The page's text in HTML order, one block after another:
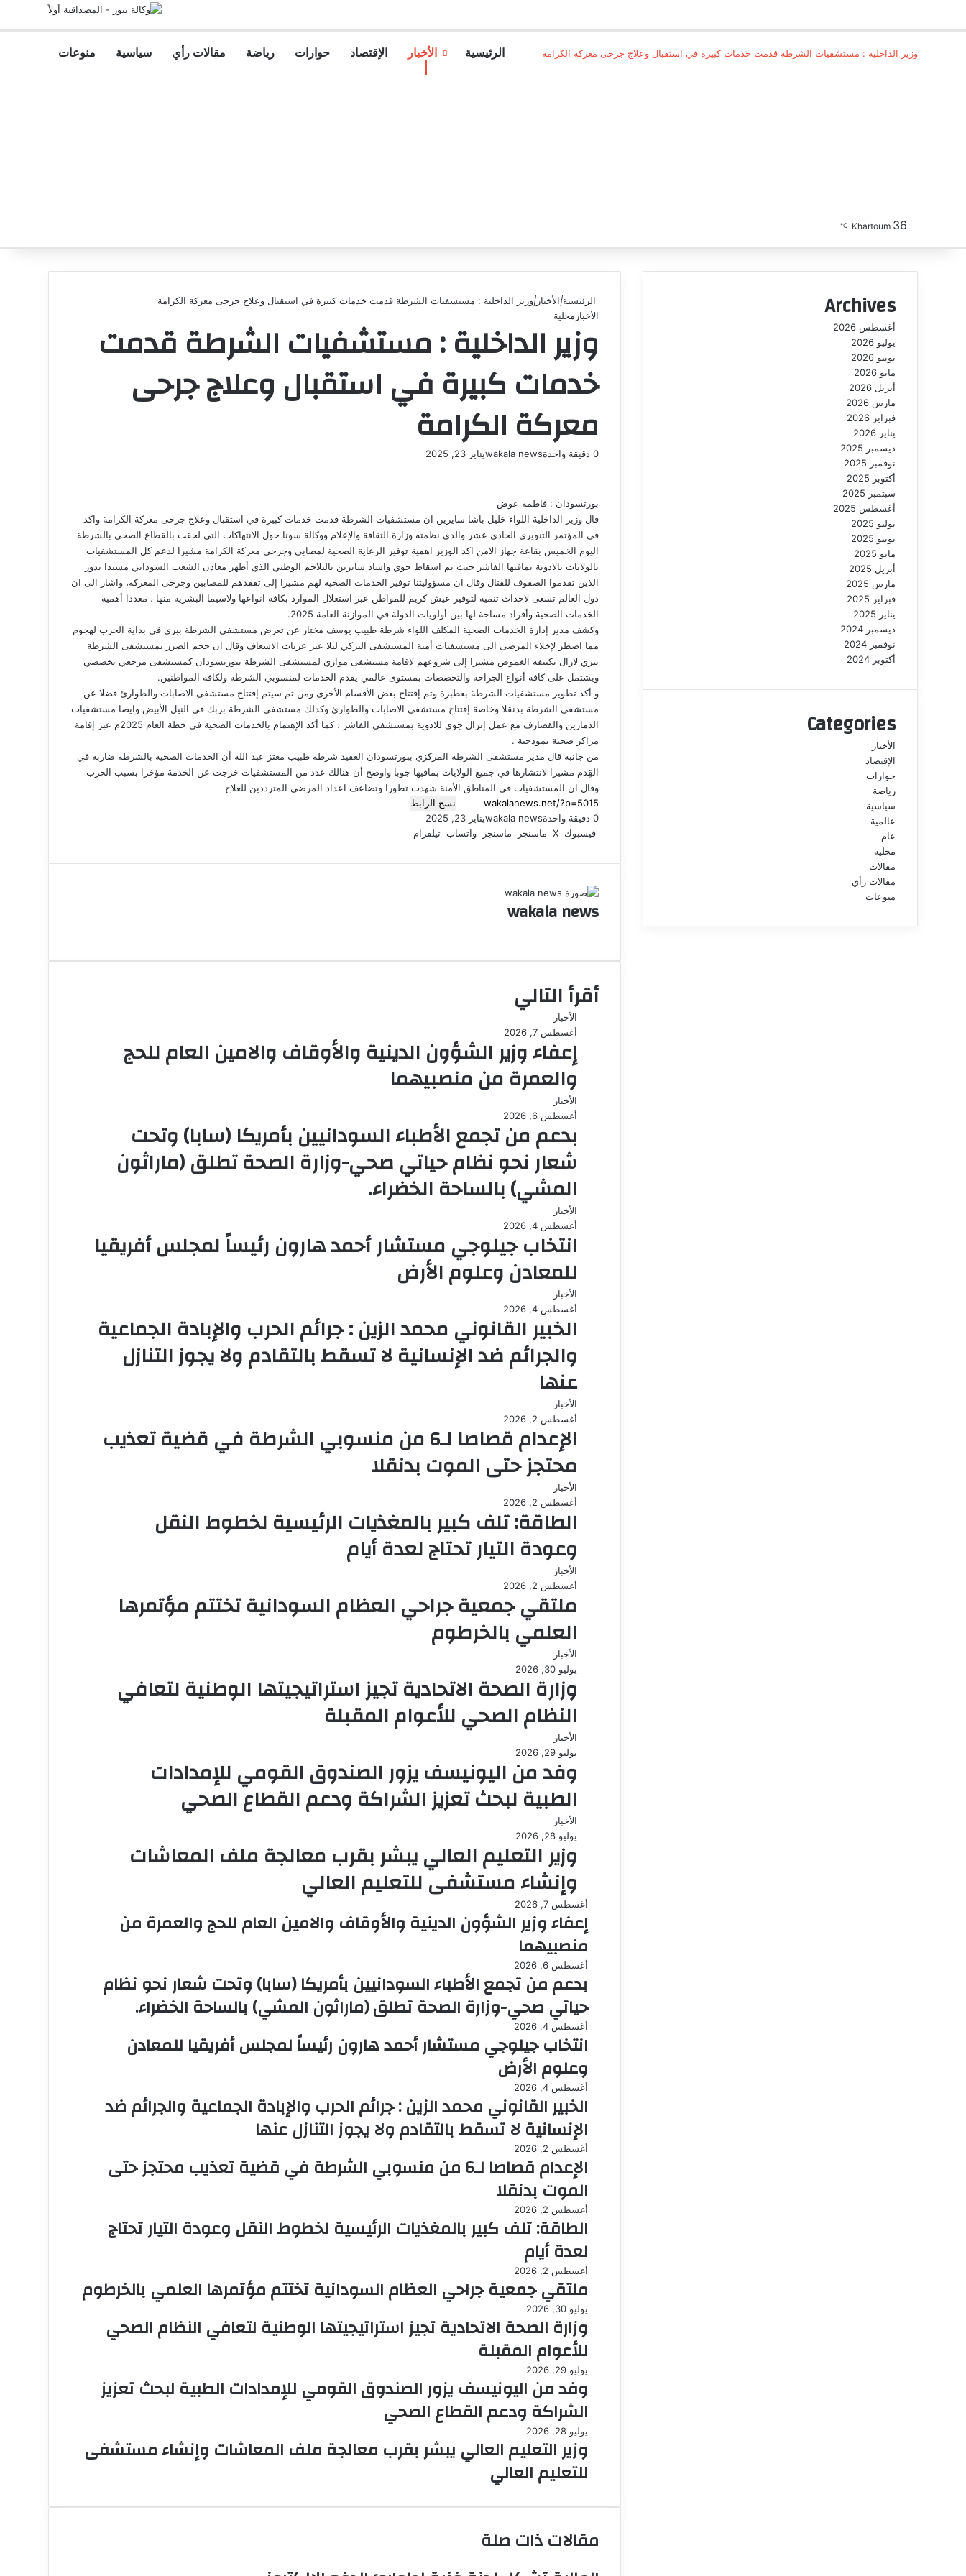
وزير الداخلية : مستشفيات الشرطة قدمت خدمات كبيرة في استقبال وعلاج جرحى معركة الكرامة
التالي
الرئيسية الأخبار الإقتصاد حوارات رياضة مقالات رأي سياسية منوعات
Khartoum 36
℃
الرئيسية|الأخبار|وزير الداخلية : مستشفيات الشرطة قدمت خدمات كبيرة في استقبال وعلاج جرحى معركة الكرامة
الأخبار محلية
وزير الداخلية : مستشفيات الشرطة قدمت
خدمات كبيرة في استقبال وعلاج جرحى
معركة الكرامة
wakala newsيناير 23, 2025 0 دقيقة واحدة
بورتسودان : فاطمة عوض
قال وزير الداخلية اللواء خليل باشا سايرين ان مستشفيات الشرطة قدمت خدمات كبيرة في استقبال وعلاج جرحى معركة الكرامة واكد
في المؤتمر التنويري الحادي عشر والذي نظمته وزارة الثقافة والإعلام ووكالة سونا حول الانتهاكات التي لحقت بالقطاع الصحي بالشرطة
اليوم الخميس بقاعة جهاز الامن اكد الوزير اهمية توفير الرعاية الصحية لمصابي وجرحى معركة الكرامة مشيرا لدعم كل المستشفيات
بالولايات بالادوية بمافيها الفاشر حيث تم اسقاط جوي واشاد سايرين بالتلاحم الوطني الذي أظهر معادن الشعب السوداني مشيدا بدور
الذين تقدموا الصفوف للقتال وقال ان مسؤوليتنا توفير الخدمات الصحية لهم مشيرا إلى تفقدهم للمصابين وجرحى المعركة، واشار الى ان
دول العالم تسعى لاحداث تنمية لتوفير عيش كريم للمواطن عبر استغلال الموارد بكافة انواعها ولاسيما البشرية منها ، معددا أهمية
الخدمات الصحية وأفراد مساحة لها بين أولويات الدولة في الموازنة العامة 2025.
وكشف مدير إدارة الخدمات الصحية المكلف اللواء شرطة طبيب يوسف مختار عن تعرض مستشفى الشرطة ببري في بداية الحرب لهجوم
مما اضطر لإخلاء المرضى الى مستشفيات أمنة المستشفى التركي ليلا عبر عربات الاسعاف وقال ان حجم الضرر بمستشفى الشرطة
ببري لازال يكتنفه الغموض مشيرا إلى شروعهم لاقامة مستشفى موازي لمستشفى الشرطة ببورتسودان كمستشفى مرجعي تخصصي
ويشتمل على كافة أنواع الجراحة والتخصصات بمستوى عالمي يقدم الخدمات لمنسوبي الشرطة ولكافة المواطنين.
و أكد تطوير مستشفيات الشرطة بعطبرة وتم إفتتاح بعض الأقسام الأخرى ومن ثم سيتم إفتتاح مستشفى الاصابات والطوارئ فضلا عن
مستشفى الشرطة بدنقلا وخاصة إفتتاح مستشفى الاصابات والطوارئ وكذلك مستشفى الشرطة بربك في النيل الأبيض وايضا مستشفيات
الدمازين والقضارف مع عمل إنزال جوي للادوية بمستشفى الفاشر ، كما أكد الإهتمام بالخدمات الصحية في خطة العام 2025م عبر إقامة
مراكز صحية نموذجية .
من جانبه قال مدير مستشفى الشرطة المركزي ببورتسودان العقيد شرطة طبيب معتز عبد الله أن الخدمات الصحية بالشرطة ضاربة في
القِدم مشيرا لانتشارها في جميع الولايات بمافيها جوبا واوضح أن هنالك عدد من المستشفيات خرجت عن الخدمة مؤخرا بسبب الحرب
وقال ان المستشفيات في المناطق الأمنة شهدت تطورا وتضاعف اعداد المرضى المترددين للعلاج
نسخ الرابط
wakala newsيناير 23, 2025 0 دقيقة واحدة
فيسبوك ‫X ماسنجر ماسنجر واتساب تيلقرام
wakala news
ق
اأقرأ التالي
الأخبار
أغسطس 7, 2026
إعفاء وزير الشؤون الدينية والأوقاف والامين العام للحج
والعمرة من منصبيهما
الأخبار
أغسطس 6, 2026
بدعم من تجمع الأطباء السودانيين بأمريكا (سابا) وتحت
شعار نحو نظام حياتي صحي-وزارة الصحة تطلق (ماراثون
المشي) بالساحة الخضراء.
الأخبار
أغسطس 4, 2026
انتخاب جيلوجي مستشار أحمد هارون رئيساً لمجلس أفريقيا
للمعادن وعلوم الأرض
الأخبار
أغسطس 4, 2026
الخبير القانوني محمد الزين : جرائم الحرب والإبادة الجماعية
والجرائم ضد الإنسانية لا تسقط بالتقادم ولا يجوز التنازل
عنها
الأخبار
أغسطس 2, 2026
الإعدام قصاصا لـ6 من منسوبي الشرطة في قضية تعذيب
محتجز حتى الموت بدنقلا
الأخبار
أغسطس 2, 2026
الطاقة: تلف كبير بالمغذيات الرئيسية لخطوط النقل
وعودة التيار تحتاج لعدة أيام
الأخبار
أغسطس 2, 2026
ملتقي جمعية جراحي العظام السودانية تختتم مؤتمرها
العلمي بالخرطوم
الأخبار
يوليو 30, 2026
وزارة الصحة الاتحادية تجيز استراتيجيتها الوطنية لتعافي
النظام الصحي للأعوام المقبلة
الأخبار
يوليو 29, 2026
وفد من اليونيسف يزور الصندوق القومي للإمدادات
الطبية لبحث تعزيز الشراكة ودعم القطاع الصحي
الأخبار
يوليو 28, 2026
وزير التعليم العالي يبشر بقرب معالجة ملف المعاشات
وإنشاء مستشفى للتعليم العالي
أغسطس 7, 2026
إعفاء وزير الشؤون الدينية والأوقاف والامين العام للحج والعمرة من
منصبيهما
أغسطس 6, 2026
بدعم من تجمع الأطباء السودانيين بأمريكا (سابا) وتحت شعار نحو نظام
حياتي صحي-وزارة الصحة تطلق (ماراثون المشي) بالساحة الخضراء.
أغسطس 4, 2026
انتخاب جيلوجي مستشار أحمد هارون رئيساً لمجلس أفريقيا للمعادن
وعلوم الأرض
أغسطس 4, 2026
الخبير القانوني محمد الزين : جرائم الحرب والإبادة الجماعية والجرائم ضد
الإنسانية لا تسقط بالتقادم ولا يجوز التنازل عنها
أغسطس 2, 2026
الإعدام قصاصا لـ6 من منسوبي الشرطة في قضية تعذيب محتجز حتى
الموت بدنقلا
أغسطس 2, 2026
الطاقة: تلف كبير بالمغذيات الرئيسية لخطوط النقل وعودة التيار تحتاج
لعدة أيام
أغسطس 2, 2026
ملتقي جمعية جراحي العظام السودانية تختتم مؤتمرها العلمي بالخرطوم
يوليو 30, 2026
وزارة الصحة الاتحادية تجيز استراتيجيتها الوطنية لتعافي النظام الصحي
للأعوام المقبلة
يوليو 29, 2026
وفد من اليونيسف يزور الصندوق القومي للإمدادات الطبية لبحث تعزيز
الشراكة ودعم القطاع الصحي
يوليو 28, 2026
وزير التعليم العالي يبشر بقرب معالجة ملف المعاشات وإنشاء مستشفى
للتعليم العالي
مقالات ذات صلة
Archives
أغسطس 2026
يوليو 2026
يونيو 2026
مايو 2026
أبريل 2026
مارس 2026
فبراير 2026
يناير 2026
ديسمبر 2025
نوفمبر 2025
أكتوبر 2025
سبتمبر 2025
أغسطس 2025
يوليو 2025
يونيو 2025
مايو 2025
أبريل 2025
مارس 2025
فبراير 2025
يناير 2025
ديسمبر 2024
نوفمبر 2024
أكتوبر 2024
Categories
الأخبار
الإقتصاد
حوارات
رياضة
سياسية
عالمية
عام
محلية
مقالات
مقالات رأي
منوعات